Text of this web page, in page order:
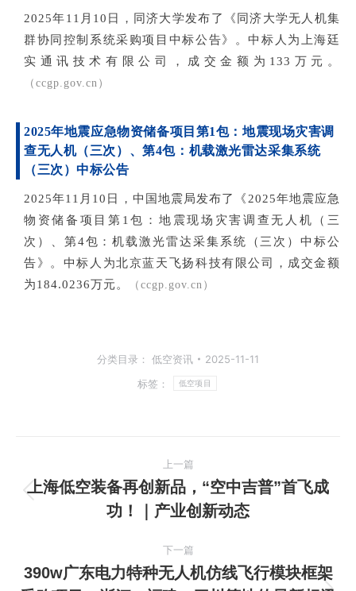
2025年11月10日，同济大学发布了《同济大学无人机集
群协同控制系统采购项目中标公告》。中标人为上海廷
实通讯技术有限公司，成交金额为133万元。
（ccgp.gov.cn）
2025年地震应急物资储备项目第1包：地震现场灾害调
查无人机（三次）、第4包：机载激光雷达采集系统
（三次）中标公告
2025年11月10日，中国地震局发布了《2025年地震应急
物资储备项目第1包：地震现场灾害调查无人机（三
次）、第4包：机载激光雷达采集系统（三次）中标公
告》。中标人为北京蓝天飞扬科技有限公司，成交金额
为184.0236万元。
（ccgp.gov.cn）
分类目录： 低空资讯
2025-11-11
标签：
低空项目
章
上一篇
上
一
篇
文
章：
上海低空装备再创新品，“空中吉普”首飞成
功！｜产业创新动态
下一篇
390w广东电力特种无人机仿线飞行模块框架